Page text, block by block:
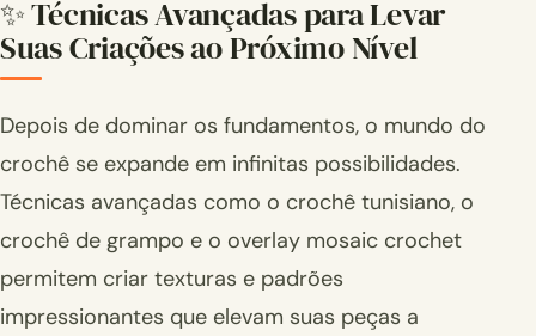
✨ Técnicas Avançadas para Levar
Suas Criações ao Próximo Nível
Depois de dominar os fundamentos, o mundo do
crochê se expande em infinitas possibilidades.
Técnicas avançadas como o crochê tunisiano, o
crochê de grampo e o overlay mosaic crochet
permitem criar texturas e padrões
impressionantes que elevam suas peças a